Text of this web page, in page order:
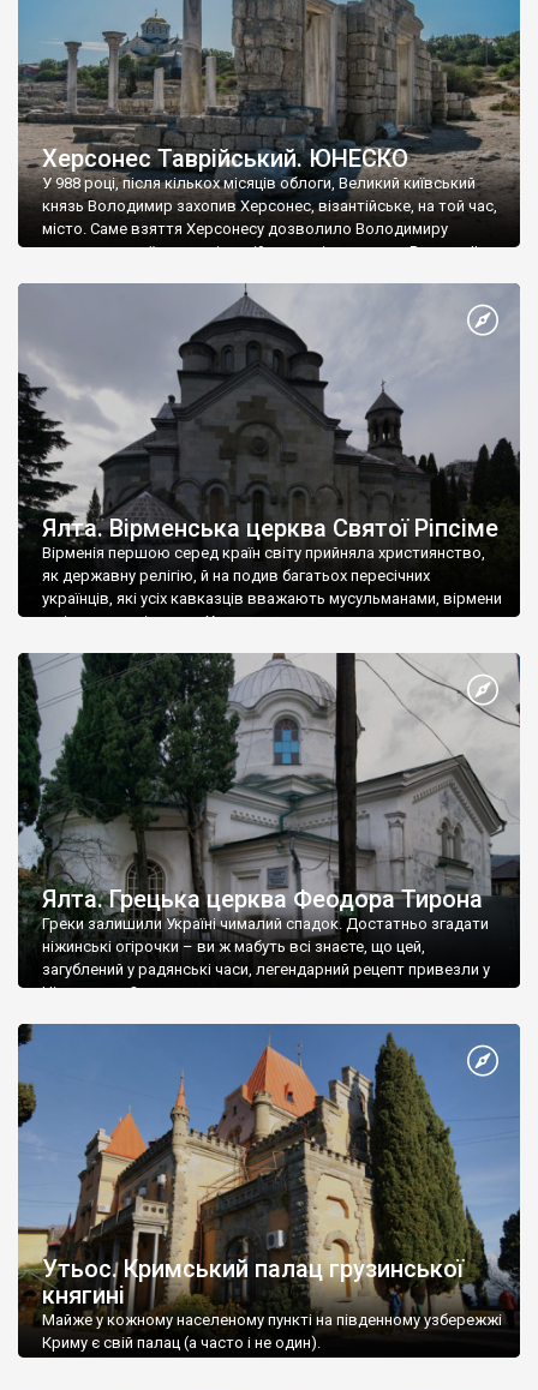
Херсонес Таврійський. ЮНЕСКО
У 988 році, після кількох місяців облоги, Великий київський
князь Володимир захопив Херсонес, візантійське, на той час,
місто. Саме взяття Херсонесу дозволило Володимиру
диктувати свої умови візантійському імператору Василю ІІ, та
Херсонесі Володимир-язичник, став Василем-християнином.
А потім було Хрещення Русі. На честь Херсонесу Таврійського
Ялта. Вірменська церква Святої Ріпсіме
Вірменія першою серед країн світу прийняла християнство,
як державну релігію, й на подив багатьох пересічних
українців, які усіх кавказців вважають мусульманами, вірмени
є відданими вірянами Христа
Ялта. Грецька церква Феодора Тирона
Греки залишили Україні чималий спадок. Достатньо згадати
ніжинські огірочки – ви ж мабуть всі знаєте, що цей,
загублений у радянські часи, легендарний рецепт привезли у
Ніжин греки?
Утьос. Кримський палац грузинської
княгині
Майже у кожному населеному пункті на південному узбережжі
Криму є свій палац (а часто і не один).